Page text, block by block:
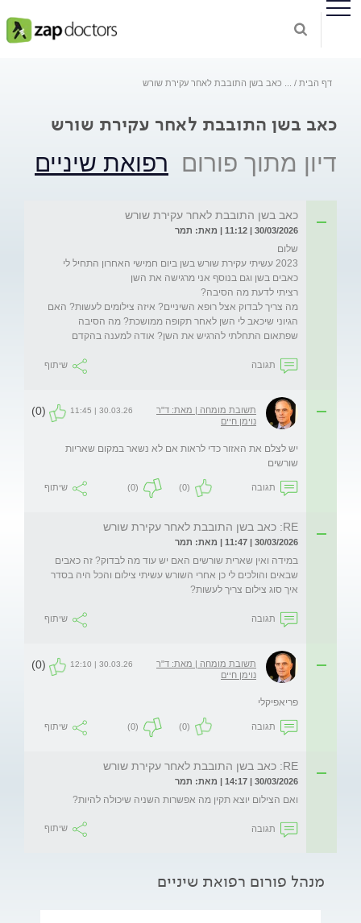
דף הבית כאב בשן התובבת לאחר עקירת שורש
כאב בשן התובבת לאחר עקירת שורש
דיון מתוך פורום רפואת שיניים
כאב בשן התובבת לאחר עקירת שורש
30/03/2026 | 11:12 | מאת: תמר
2023 עשיתי עקירת שורש בשן ביום חמישי האחרון התחיל לי
מה צריך לבדוק אצל רופא השיניים? איזה צילומים לעשות? האם
הגיוני שיכאב לי השן לאחר תקופה ממושכת? מה הסיבה
שפתאום התחלתי להרגיש את השן? אודה למענה בהקדם
תגובה שיתוף
תשובת מומחה | מאת: ד"ר
נוימן חיים
30.03.26 | 11:45
(0)
יש לצלם את האזור כדי לראות אם לא נשאר במקום שאריות
שורשים
תגובה (0)
(0) שיתוף
RE: כאב בשן התובבת לאחר עקירת שורש
30/03/2026 | 11:47 | מאת: תמר
במידה ואין שארית שורשים האם יש עוד מה לבדוק? זה כאבים
איך סוג צילום צריך לעשות?
תגובה שיתוף
תשובת מומחה | מאת: ד"ר
נוימן חיים
30.03.26 | 12:10
(0)
פריאפיקלי
תגובה (0)
(0) שיתוף
RE: כאב בשן התובבת לאחר עקירת שורש
30/03/2026 | 14:17 | מאת: תמר
ואם הצילום יוצא תקין מה אפשרות השניה שיכולה להיות?
תגובה שיתוף
מנהל פורום רפואת שיניים